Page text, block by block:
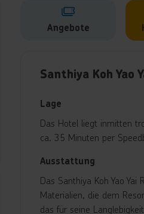
Angebote
Santhiya Koh Yao
Lage
Das Hotel liegt inmitten
ca. 35 Minuten per
Ausstattung
Das Santhiya Koh Yao
Materialien, die dem
das für seine